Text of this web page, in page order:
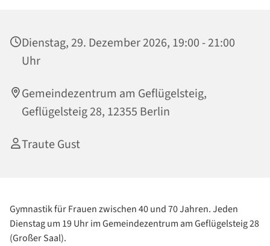
Dienstag, 29. Dezember 2026, 19:00 - 21:00
Uhr
Gemeindezentrum am Geflügelsteig,
Geflügelsteig 28, 12355 Berlin
Traute Gust
Gymnastik für Frauen zwischen 40 und 70 Jahren. Jeden
Dienstag um 19 Uhr im Gemeindezentrum am Geflügelsteig 28
(Großer Saal).